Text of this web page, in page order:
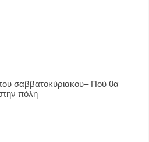
σαββατοκύριακου– Πού θα
πόλη